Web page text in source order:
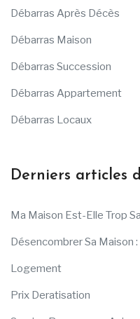
Débarras Après Décès
Débarras Maison
Débarras Succession
Débarras Appartement
Débarras Locaux
Derniers articles
Ma Maison Est-Elle Trop
Désencombrer Sa Maison
Logement
Prix Deratisation